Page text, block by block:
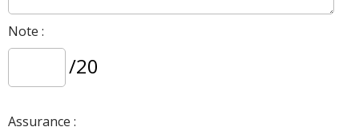
Note :
/20
Assurance :